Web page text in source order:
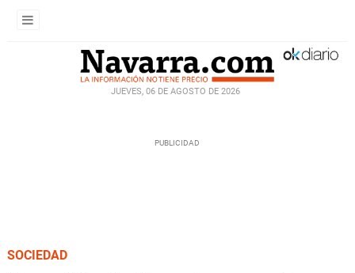
JUEVES, 06 DE AGOSTO DE 2026
SOCIEDAD